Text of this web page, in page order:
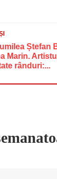
Ștefan
Marin.
rânduri:...